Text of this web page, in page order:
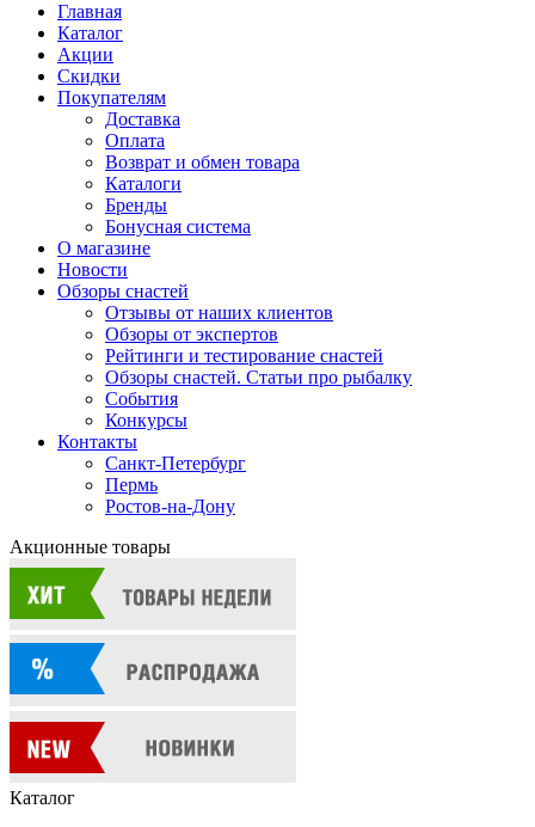
Главная
Каталог
Акции
Скидки
Покупателям
Доставка
Оплата
Возврат и обмен товара
Каталоги
Бренды
Бонусная система
О магазине
Новости
Обзоры снастей
Отзывы от наших клиентов
Обзоры от экспертов
Рейтинги и тестирование снастей
Обзоры снастей. Статьи про рыбалку
События
Конкурсы
Контакты
Санкт-Петербург
Пермь
Ростов-на-Дону
Акционные товары
Каталог